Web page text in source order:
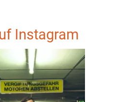
Instagram